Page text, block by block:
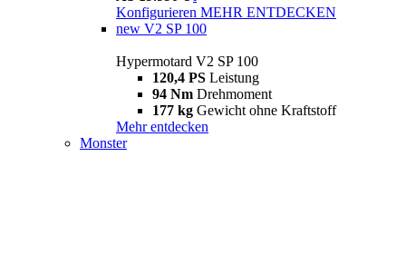
Konfigurieren MEHR ENTDECKEN
new V2 SP 100
Hypermotard V2 SP 100
120,4 PS Leistung
94 Nm Drehmoment
177 kg Gewicht ohne Kraftstoff
Mehr entdecken
Monster